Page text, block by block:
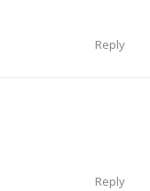
Reply
Reply